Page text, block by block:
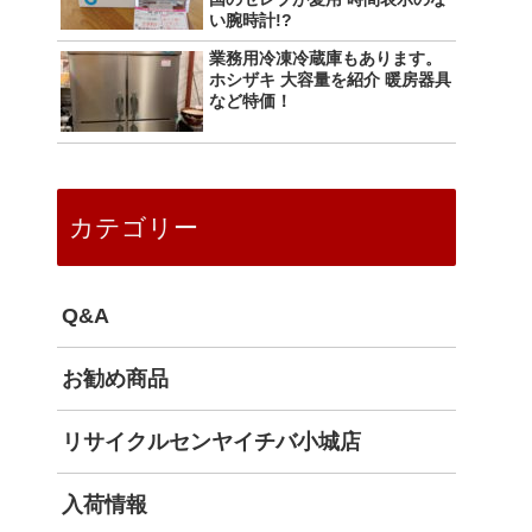
い腕時計!?
業務用冷凍冷蔵庫もあります。
ホシザキ 大容量を紹介 暖房器具
など特価！
カテゴリー
Q&A
お勧め商品
リサイクルセンヤイチバ小城店
入荷情報